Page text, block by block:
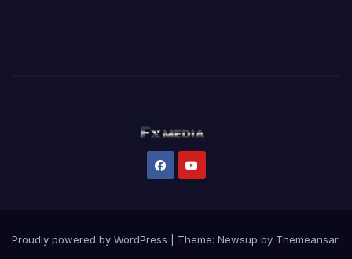
Proudly powered by WordPress Theme: Newsup by Themeansar.